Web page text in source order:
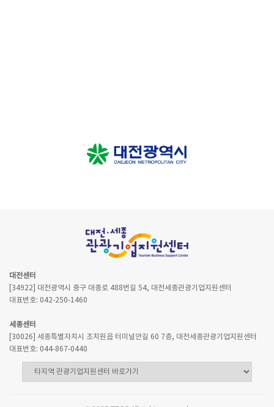
대전센터
[34922] 대전광역시 중구 대종로 488번길 54, 대전세종관광기업지원센터
대표번호: 042-250-1460
세종센터
[30026] 세종특별자치시 조치원읍 터미널안길 60 7층, 대전세종관광기업지원센터
대표번호: 044-867-0440